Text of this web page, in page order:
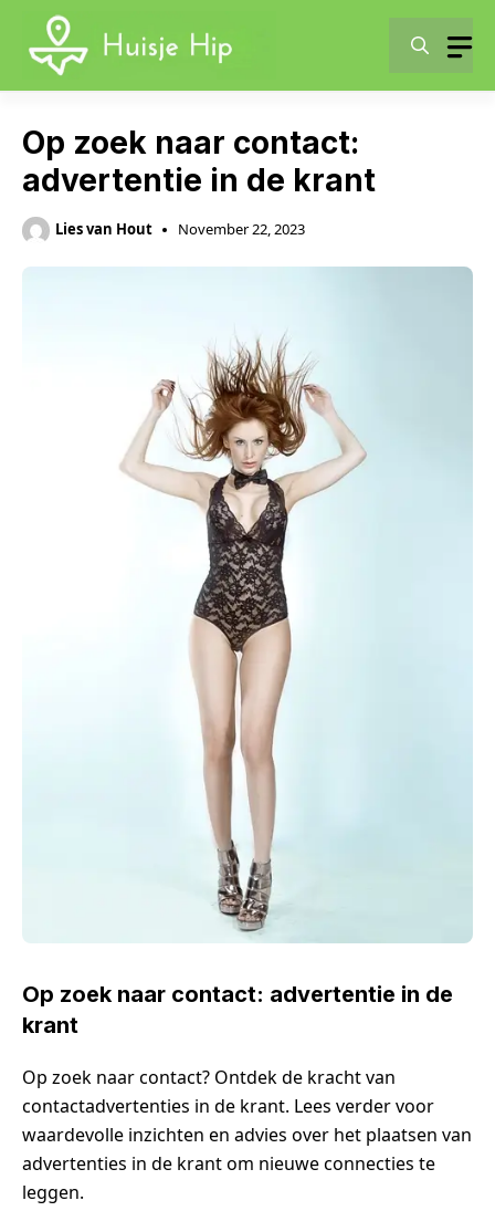
content
Op zoek naar contact:
advertentie in de krant
Lies van Hout November 22, 2023
Op zoek naar contact: advertentie in de
krant
Op zoek naar contact? Ontdek de kracht van
contactadvertenties in de krant. Lees verder voor
waardevolle inzichten en advies over het plaatsen van
advertenties in de krant om nieuwe connecties te
leggen.